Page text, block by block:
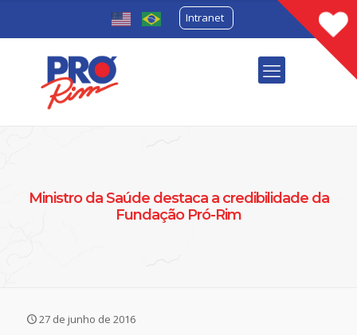
Intranet
Ministro da Saúde destaca a credibilidade da
Fundação Pró-Rim
27 de junho de 2016